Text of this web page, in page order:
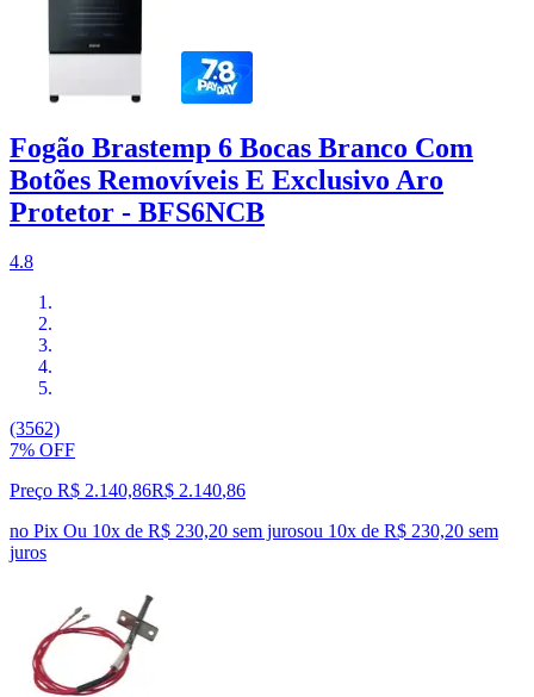
Fogão Brastemp 6 Bocas Branco Com
Botões Removíveis E Exclusivo Aro
Protetor - BFS6NCB
4.8
(3562)
7% OFF
Preço R$ 2.140,86R$ 2.140,86
no Pix Ou 10x de R$ 230,20 sem jurosou 10x de R$ 230,20 sem
juros